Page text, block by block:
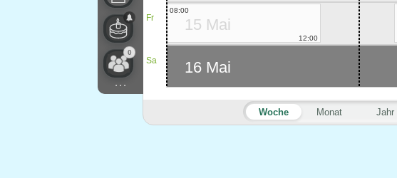
0
...
Woche Monat Jahr
Fr
Sa
15 Mai
08:00
12:00
16 Mai